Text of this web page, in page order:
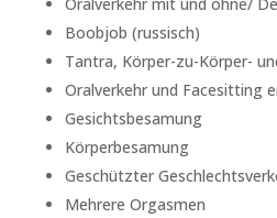
Boobjob (russisch)
Tantra, Körper-zu-Körper-
Oralverkehr und Facesitting
Gesichtsbesamung
Körperbesamung
Geschützter
Mehrere Orgasmen